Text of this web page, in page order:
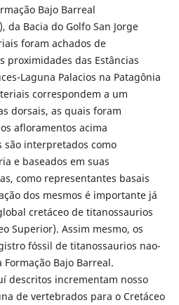
Bajo Barreal
da Bacia do Golfo San Jorge
foram achados de
proximidades das Estâncias
Laguna Palacios na Patagônia
correspondem a um
dorsais, as quais foram
afloramentos acima
são interpretados como
e baseados em suas
como representantes basais
dos mesmos é importante já
cretáceo de titanossaurios
Superior). Assim mesmo, os
fóssil de titanossaurios nao-
Bajo Barreal.
descritos incrementam nosso
de vertebrados para o Cretáceo